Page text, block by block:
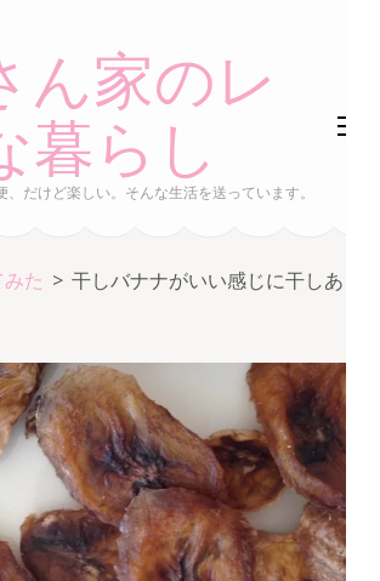
ん家のレ
暮らし
、だけど楽しい。そんな生活を送っています。
た > 干しバナナがいい感じに干しあ